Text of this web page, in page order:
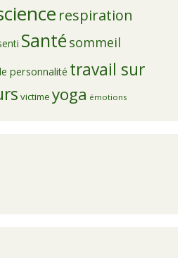
respiration
Santésommeil
personnalité travail sur
victime yoga émotions